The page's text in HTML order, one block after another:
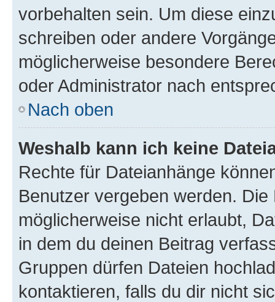
vorbehalten sein. Um diese
schreiben oder andere
möglicherweise besondere
oder Administrator nach
Nach oben
Weshalb kann ich keine
Rechte für Dateianhänge
Benutzer vergeben werden.
möglicherweise nicht erlaubt,
in dem du deinen Beitrag
Gruppen dürfen Dateien
kontaktieren, falls du dir nicht